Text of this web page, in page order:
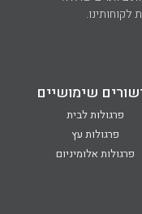
שימושיים
פרגולות לבית
פרגולות עץ
פרגולות אלומיניום